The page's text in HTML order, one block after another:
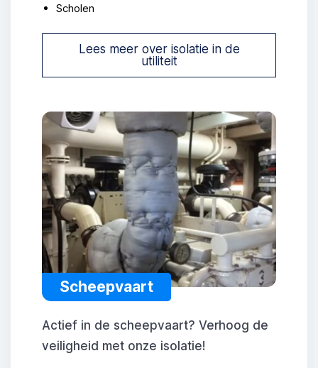
Scholen
Lees meer over isolatie in de
utiliteit
Scheepvaart
Actief in de scheepvaart? Verhoog de
veiligheid met onze isolatie!